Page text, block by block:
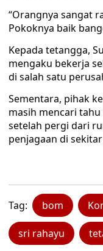
“Orangnya sangat
Pokoknya baik
Kepada tetangga,
mengaku bekerja
di salah satu
Sementara, pihak
masih mencari
setelah pergi dari
penjagaan di
Tag: bom
sri rahayu